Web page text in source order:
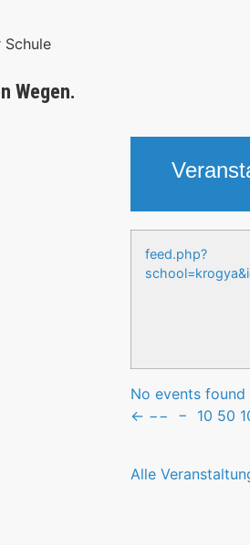
Wegen.
feed.php?
No events
← −− − 10 50
Alle